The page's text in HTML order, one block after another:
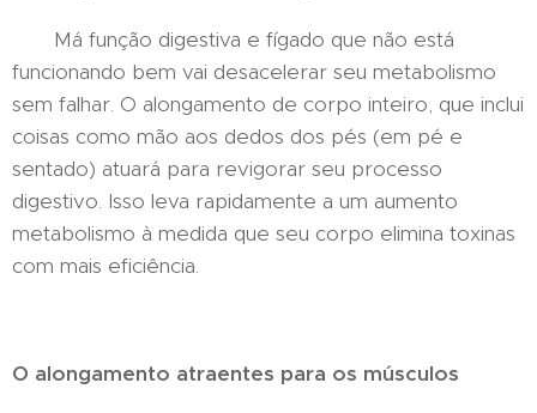
Má função digestiva e fígado que não está
funcionando bem vai desacelerar seu metabolismo
sem falhar. O alongamento de corpo inteiro, que inclui
coisas como mão aos dedos dos pés (em pé e
sentado) atuará para revigorar seu processo
digestivo. Isso leva rapidamente a um aumento
metabolismo à medida que seu corpo elimina toxinas
com mais eficiência.
O alongamento atraentes para os músculos